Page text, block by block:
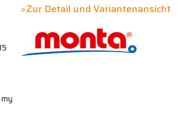
Button
>Zur Detail und Variantenansicht